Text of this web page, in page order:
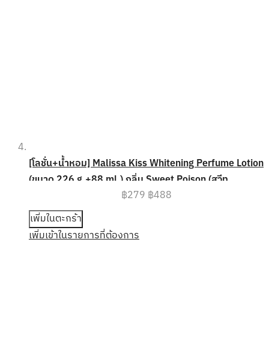
[โลชั่น+น้ำหอม] Malissa Kiss Whitening Perfume Lotion
(ขนาด 226 g.+88 ml.) กลิ่น Sweet Poison (สวีท
฿279 ฿488
เพิ่มในตะกร้า
เพิ่มเข้าในรายการที่ต้องการ